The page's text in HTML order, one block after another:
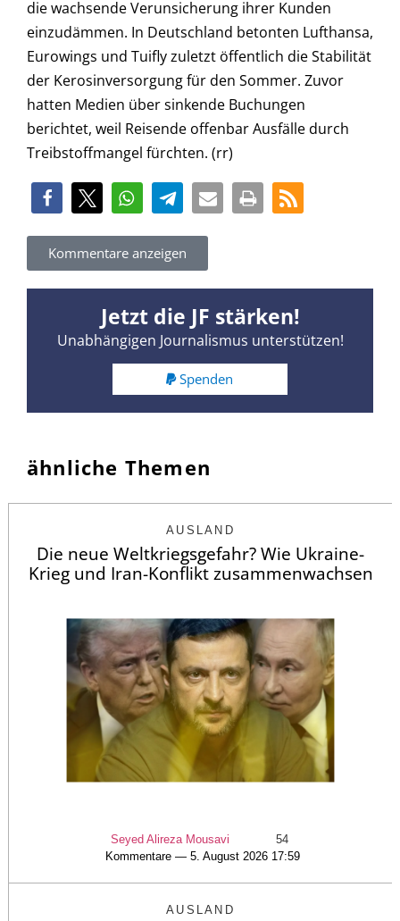
die wachsende Verunsicherung ihrer Kunden
einzudämmen. In Deutschland betonten Lufthansa,
Eurowings und Tuifly zuletzt öffentlich die Stabilität
der Kerosinversorgung für den Sommer. Zuvor
hatten Medien über sinkende Buchungen
berichtet, weil Reisende offenbar Ausfälle durch
Treibstoffmangel fürchten. (rr)
Kommentare anzeigen
Jetzt die JF stärken!
Unabhängigen Journalismus unterstützen!
Spenden
ähnliche Themen
AUSLAND
Die neue Weltkriegsgefahr? Wie Ukraine-
Krieg und Iran-Konflikt zusammenwachsen
Seyed Alireza Mousavi
54
Kommentare — 5. August 2026 17:59
AUSLAND